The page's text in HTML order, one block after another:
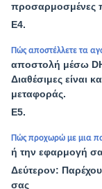
προσαρμοσμένες
Ε4.
Πώς αποστέλλετε τα
αποστολή μέσω
Διαθέσιμες είναι
μεταφοράς.
Ε5.
Πώς προχωρώ με μια
ή την εφαρμογή
Δεύτερον:
σας